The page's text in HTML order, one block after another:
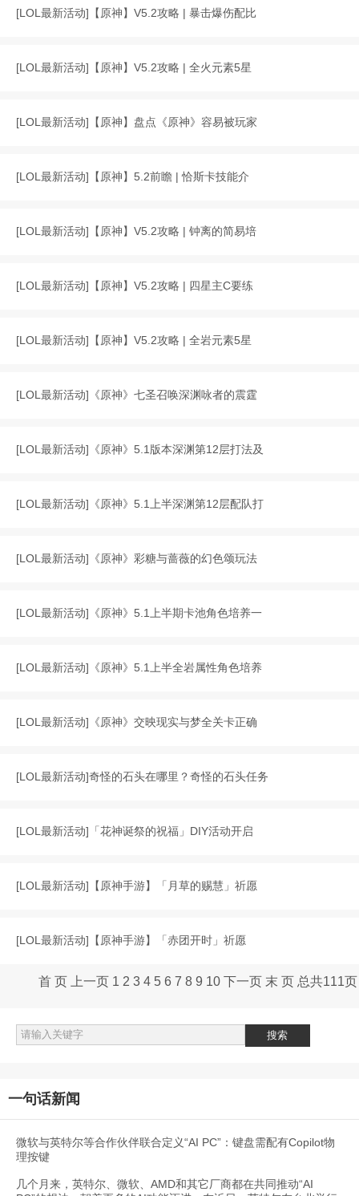
[LOL最新活动] 【原神】V5.2攻略 | 暴击爆伤配比
[LOL最新活动] 【原神】V5.2攻略 | 全火元素5星
[LOL最新活动] 【原神】盘点《原神》容易被玩家
[LOL最新活动] 【原神】5.2前瞻 | 恰斯卡技能介
[LOL最新活动] 【原神】V5.2攻略 | 钟离的简易培
[LOL最新活动] 【原神】V5.2攻略 | 四星主C要练
[LOL最新活动] 【原神】V5.2攻略 | 全岩元素5星
[LOL最新活动] 《原神》七圣召唤深渊咏者的震霆
[LOL最新活动] 《原神》5.1版本深渊第12层打法及
[LOL最新活动] 《原神》5.1上半深渊第12层配队打
[LOL最新活动] 《原神》彩糖与蔷薇的幻色颂玩法
[LOL最新活动] 《原神》5.1上半期卡池角色培养一
[LOL最新活动] 《原神》5.1上半全岩属性角色培养
[LOL最新活动] 《原神》交映现实与梦全关卡正确
[LOL最新活动]奇怪的石头在哪里？奇怪的石头任务
[LOL最新活动] 「花神诞祭的祝福」DIY活动开启
[LOL最新活动] 【原神手游】「月草的赐慧」祈愿
[LOL最新活动] 【原神手游】「赤团开时」祈愿
首 页 上一页 1 2 3 4 5 6 7 8 9 10 下一页 末 页 总共111页
一句话新闻
微软与英特尔等合作伙伴联合定义“AI PC”：键盘需配有Copilot物
理按键
几个月来，英特尔、微软、AMD和其它厂商都在共同推动“AI